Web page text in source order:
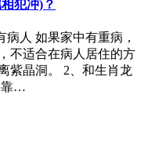
犯冲)？
人 如果家中有重病，
不适合在病人居住的方
紫晶洞。 2、和生肖龙
靠…